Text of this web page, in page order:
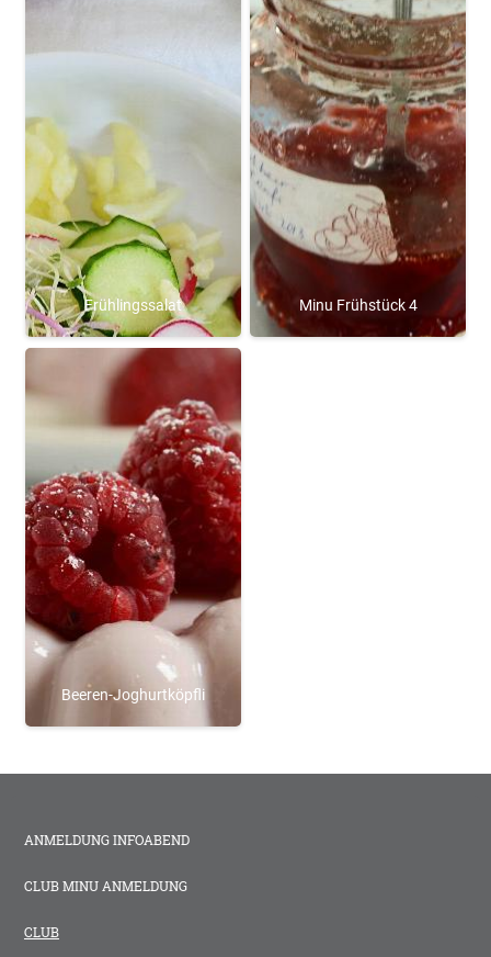
Frühlingssalat Minu Frühstück 4
Beeren-Joghurtköpfli
ANMELDUNG INFOABEND
CLUB MINU ANMELDUNG
CLUB